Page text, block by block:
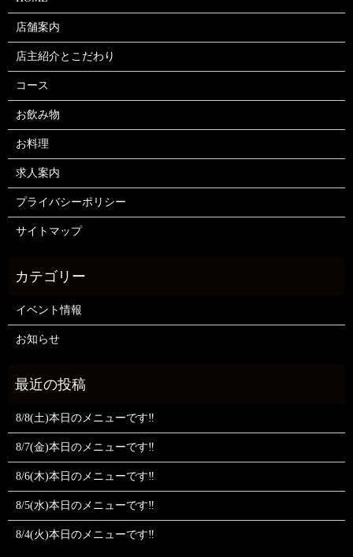
店舗案内
店主紹介とこだわり
コース
お飲み物
お料理
求人案内
プライバシーポリシー
サイトマップ
イベント情報
お知らせ
8/8(土)本日のメニューです‼️
8/7(金)本日のメニューです‼️
8/6(木)本日のメニューです‼️
8/5(水)本日のメニューです‼️
8/4(火)本日のメニューです‼️